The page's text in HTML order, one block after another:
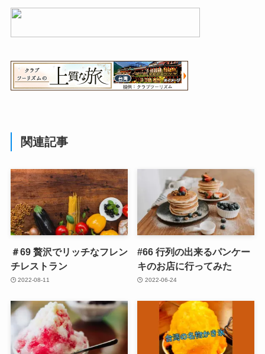
関連記事
＃69 贅沢でリッチなフレン
チレストラン
2022-08-11
#66 行列の出来るパンケー
キのお店に行ってみた
2022-06-24